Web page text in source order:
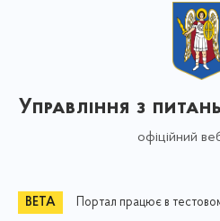
Управління з
офіційний
Портал працює в